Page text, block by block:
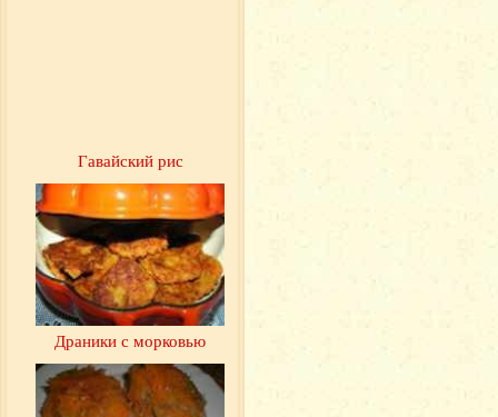
Гавайский рис
Драники с морковью